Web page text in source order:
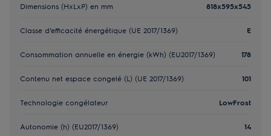
Dimensions (HxLxP) en mm 818x595x545
Classe d’efficacité énergétique (UE 2017/1369) E
Consommation annuelle en énergie (kWh) (EU2017/1369) 178
Contenu net espace congelé (L) (UE 2017/1369) 101
Technologie congélateur LowFrost
Autonomie (h) (EU2017/1369) 14